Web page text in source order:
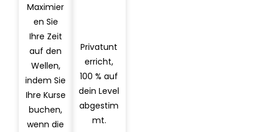
Maximier
en Sie
Ihre Zeit
auf den
Wellen,
indem Sie
Ihre Kurse
buchen,
wenn die
Privatunt
erricht,
100 % auf
dein Level
abgestim
mt.